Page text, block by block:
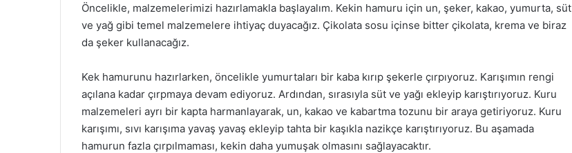
Öncelikle, malzemelerimizi hazırlamakla başlayalım. Kekin hamuru için un, şeker, kakao, yumurta, süt
ve yağ gibi temel malzemelere ihtiyaç duyacağız. Çikolata sosu içinse bitter çikolata, krema ve biraz
da şeker kullanacağız.
Kek hamurunu hazırlarken, öncelikle yumurtaları bir kaba kırıp şekerle çırpıyoruz. Karışımın rengi
açılana kadar çırpmaya devam ediyoruz. Ardından, sırasıyla süt ve yağı ekleyip karıştırıyoruz. Kuru
malzemeleri ayrı bir kapta harmanlayarak, un, kakao ve kabartma tozunu bir araya getiriyoruz. Kuru
karışımı, sıvı karışıma yavaş yavaş ekleyip tahta bir kaşıkla nazikçe karıştırıyoruz. Bu aşamada
hamurun fazla çırpılmaması, kekin daha yumuşak olmasını sağlayacaktır.